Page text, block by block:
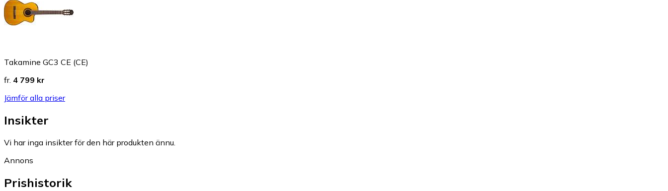
Takamine GC3 CE (CE)
fr. 4 799 kr
Jämför alla priser
Insikter
Vi har inga insikter för den här produkten ännu.
Annons
Prishistorik